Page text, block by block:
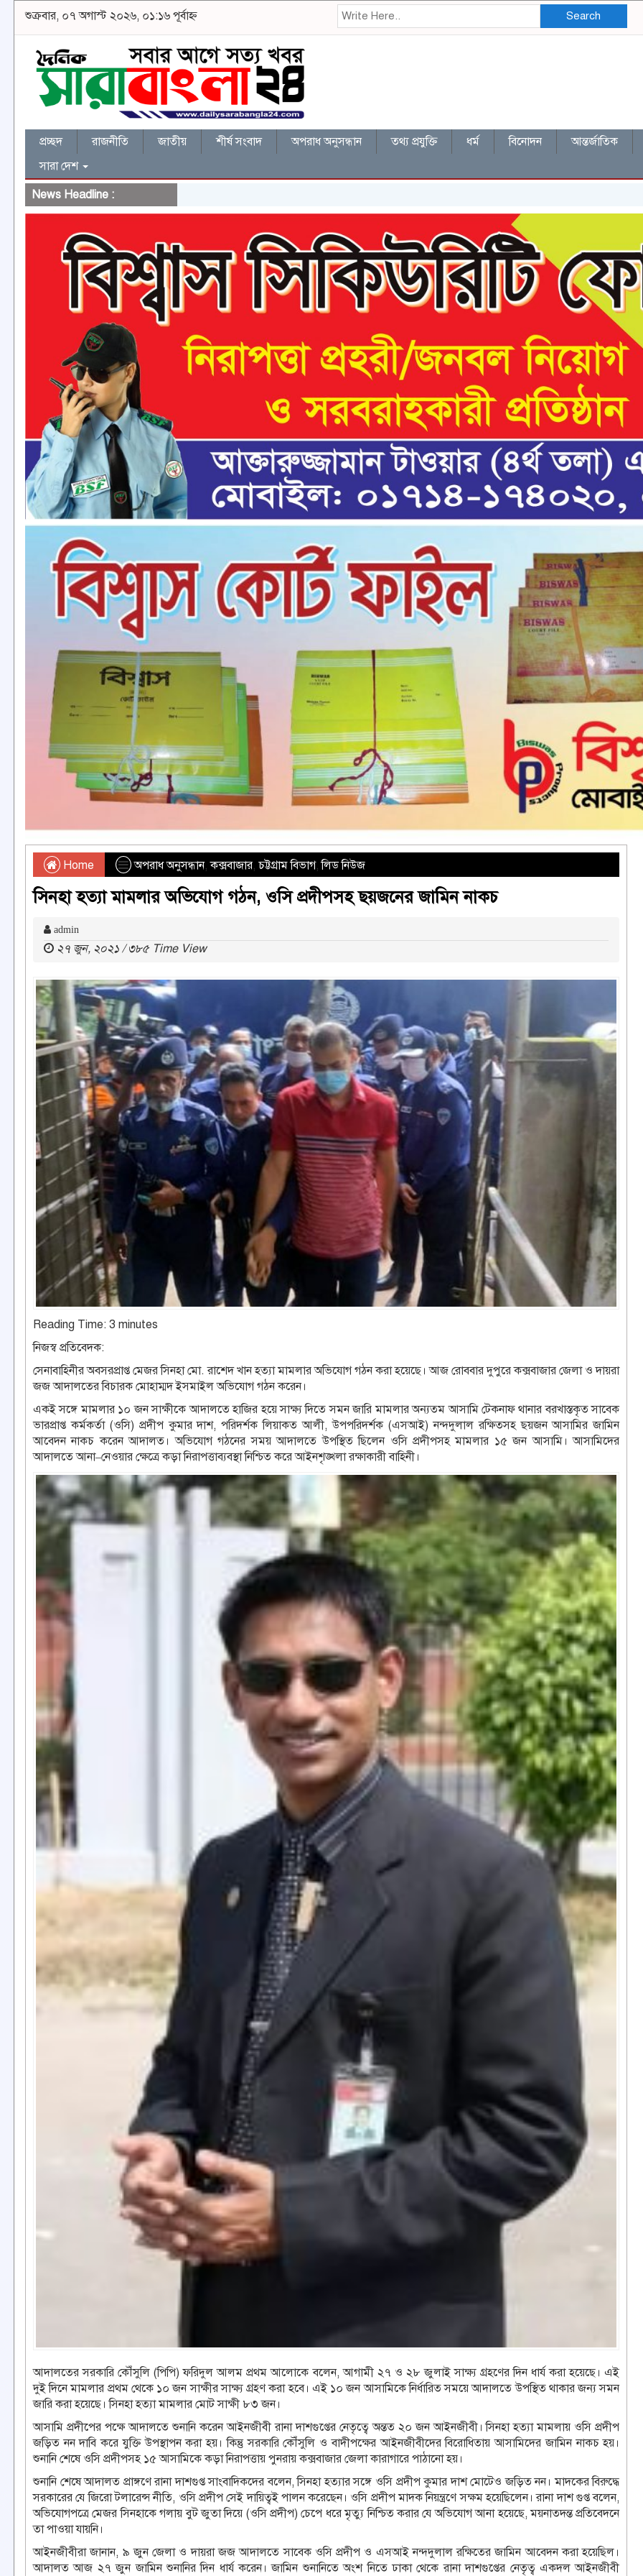
শুক্রবার, ০৭ অগাস্ট ২০২৬, ০১:১৬ পূর্বাহ্ন Search
প্রচ্ছদ রাজনীতি জাতীয় শীর্ষ সংবাদ অপরাধ অনুসন্ধান তথ্য প্রযুক্তি ধর্ম বিনোদন আন্তর্জাতিক
সারা দেশ
News Headline :
Home অপরাধ অনুসন্ধান,কক্সবাজার,চট্টগ্রাম বিভাগ,লিড নিউজ
সিনহা হত্যা মামলার অভিযোগ গঠন, ওসি প্রদীপসহ ছয়জনের জামিন নাকচ
admin
২৭ জুন, ২০২১ / ৩৮৫ Time View
Reading Time: 3 minutes
নিজস্ব প্রতিবেদক:
সেনাবাহিনীর অবসরপ্রাপ্ত মেজর সিনহা মো. রাশেদ খান হত্যা মামলার অভিযোগ গঠন করা হয়েছে। আজ রোববার দুপুরে কক্সবাজার জেলা ও দায়রা
জজ আদালতের বিচারক মোহাম্মদ ইসমাইল অভিযোগ গঠন করেন।
একই সঙ্গে মামলার ১০ জন সাক্ষীকে আদালতে হাজির হয়ে সাক্ষ্য দিতে সমন জারি মামলার অন্যতম আসামি টেকনাফ থানার বরখাস্তকৃত সাবেক
ভারপ্রাপ্ত কর্মকর্তা (ওসি) প্রদীপ কুমার দাশ, পরিদর্শক লিয়াকত আলী, উপপরিদর্শক (এসআই) নন্দদুলাল রক্ষিতসহ ছয়জন আসামির জামিন
আবেদন নাকচ করেন আদালত। অভিযোগ গঠনের সময় আদালতে উপস্থিত ছিলেন ওসি প্রদীপসহ মামলার ১৫ জন আসামি। আসামিদের
আদালতে আনা–নেওয়ার ক্ষেত্রে কড়া নিরাপত্তাব্যবস্থা নিশ্চিত করে আইনশৃঙ্খলা রক্ষাকারী বাহিনী।
আদালতের সরকারি কৌঁসুলি (পিপি) ফরিদুল আলম প্রথম আলোকে বলেন, আগামী ২৭ ও ২৮ জুলাই সাক্ষ্য গ্রহণের দিন ধার্য করা হয়েছে। এই
দুই দিনে মামলার প্রথম থেকে ১০ জন সাক্ষীর সাক্ষ্য গ্রহণ করা হবে। এই ১০ জন আসামিকে নির্ধারিত সময়ে আদালতে উপস্থিত থাকার জন্য সমন
জারি করা হয়েছে। সিনহা হত্যা মামলার মোট সাক্ষী ৮৩ জন।
আসামি প্রদীপের পক্ষে আদালতে শুনানি করেন আইনজীবী রানা দাশগুপ্তের নেতৃত্বে অন্তত ২০ জন আইনজীবী। সিনহা হত্যা মামলায় ওসি প্রদীপ
জড়িত নন দাবি করে যুক্তি উপস্থাপন করা হয়। কিন্তু সরকারি কৌঁসুলি ও বাদীপক্ষের আইনজীবীদের বিরোধিতায় আসামিদের জামিন নাকচ হয়।
শুনানি শেষে ওসি প্রদীপসহ ১৫ আসামিকে কড়া নিরাপত্তায় পুনরায় কক্সবাজার জেলা কারাগারে পাঠানো হয়।
শুনানি শেষে আদালত প্রাঙ্গণে রানা দাশগুপ্ত সাংবাদিকদের বলেন, সিনহা হত্যার সঙ্গে ওসি প্রদীপ কুমার দাশ মোটেও জড়িত নন। মাদকের বিরুদ্ধে
সরকারের যে জিরো টলারেন্স নীতি, ওসি প্রদীপ সেই দায়িত্বই পালন করেছেন। ওসি প্রদীপ মাদক নিয়ন্ত্রণে সক্ষম হয়েছিলেন। রানা দাশ গুপ্ত বলেন,
অভিযোগপত্রে মেজর সিনহাকে গলায় বুট জুতা দিয়ে (ওসি প্রদীপ) চেপে ধরে মৃত্যু নিশ্চিত করার যে অভিযোগ আনা হয়েছে, ময়নাতদন্ত প্রতিবেদনে
তা পাওয়া যায়নি।
আইনজীবীরা জানান, ৯ জুন জেলা ও দায়রা জজ আদালতে সাবেক ওসি প্রদীপ ও এসআই নন্দদুলাল রক্ষিতের জামিন আবেদন করা হয়েছিল।
আদালত আজ ২৭ জুন জামিন শুনানির দিন ধার্য করেন। জামিন শুনানিতে অংশ নিতে ঢাকা থেকে রানা দাশগুপ্তের নেতৃত্ব একদল আইনজীবী